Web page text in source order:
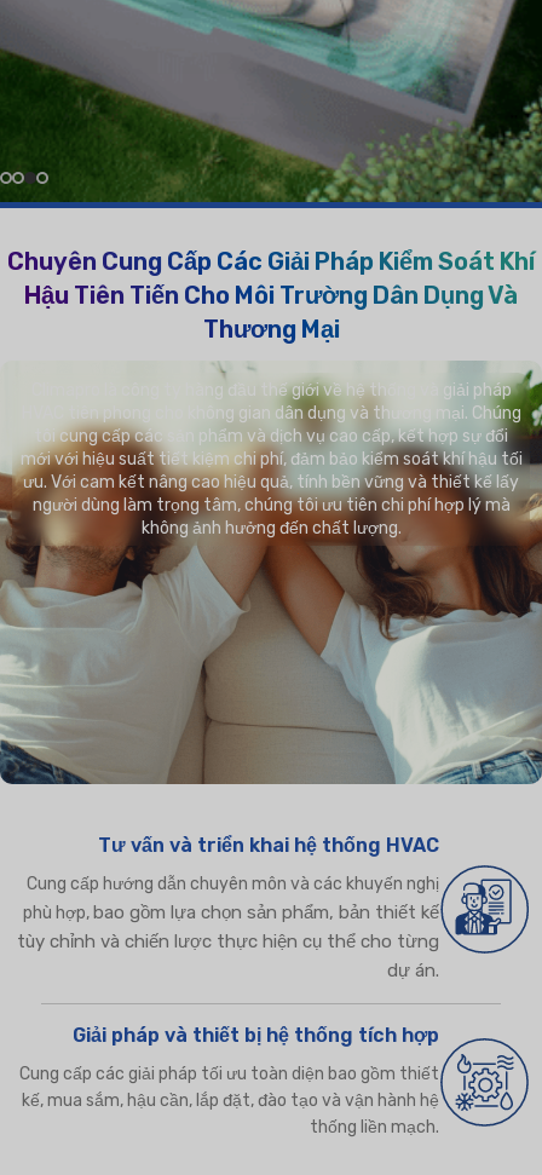
Thêm Thông Tin Về Môi Trường Tốt Hơn
Thêm Về Chúng Tôi Trong Video
Chuyên Cung Cấp Các Giải Pháp Kiểm Soát Khí
Hậu Tiên Tiến Cho Môi Trường Dân Dụng Và
Thương Mại
Climapro là công ty hàng đầu thế giới về hệ thống và giải pháp
HVAC tiên phong cho không gian dân dụng và thương mại. Chúng
tôi cung cấp các sản phẩm và dịch vụ cao cấp, kết hợp sự đổi
mới với hiệu suất tiết kiệm chi phí, đảm bảo kiểm soát khí hậu tối
ưu. Với cam kết nâng cao hiệu quả, tính bền vững và thiết kế lấy
người dùng làm trọng tâm, chúng tôi ưu tiên chi phí hợp lý mà
không ảnh hưởng đến chất lượng.
Tư vấn và triển khai hệ thống HVAC
Cung cấp hướng dẫn chuyên môn và các khuyến nghị
phù hợp,bao gồm lựa chọn sản phẩm, bản thiết kế
tùy chỉnh và chiến lược thực hiện cụ thể cho từng
dự án.
Giải pháp và thiết bị hệ thống tích hợp
Cung cấp các giải pháp tối ưu toàn diện bao gồm thiết
kế, mua sắm, hậu cần, lắp đặt, đào tạo và vận hành hệ
thống liền mạch.